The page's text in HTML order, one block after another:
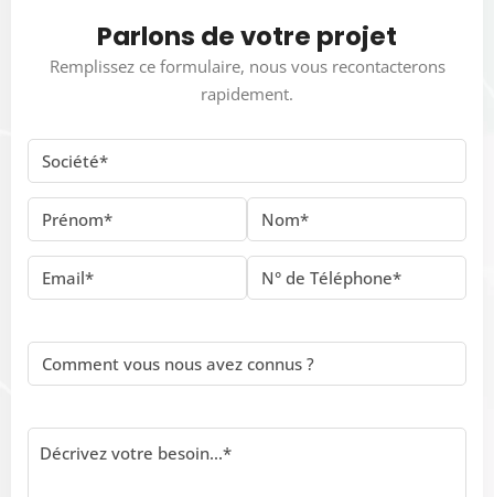
Parlons de votre projet
Remplissez ce formulaire, nous vous recontacterons
rapidement.